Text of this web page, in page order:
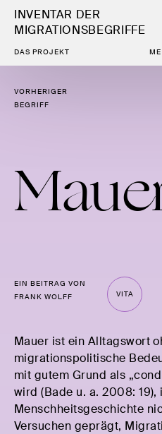
INVENTAR DER
MIGRATIONSBEGRIFFE
DAS PROJEKT
VORHERIGER
BEGRIFF
EIN BEITRAG VON
FRANK WOLFF
VITA
Mauer ist ein Alltagswort
migrationspolitische
mit gutem Grund als
wird (Bade u. a. 2008: 19),
Menschheitsgeschichte
Versuchen geprägt,